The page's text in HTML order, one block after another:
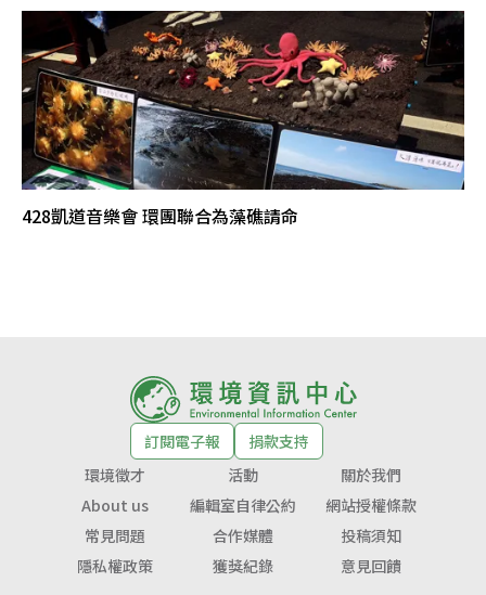
428凱道音樂會 環團聯合為藻礁請命
訂閱電子報
捐款支持
環境徵才
活動
關於我們
About us
編輯室自律公約
網站授權條款
常見問題
合作媒體
投稿須知
隱私權政策
獲獎紀錄 意見回饋